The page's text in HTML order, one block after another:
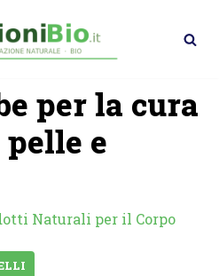
per la cura
e
Naturali per il Corpo